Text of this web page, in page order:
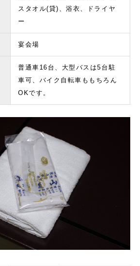
スタオル(貸)、浴衣、ドライヤ
ー
宴会場
普通車16台、大型バスは5台駐
車可、バイク自転車ももちろん
OKです。